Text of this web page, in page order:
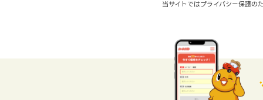
当サイトではプライバシー保護の